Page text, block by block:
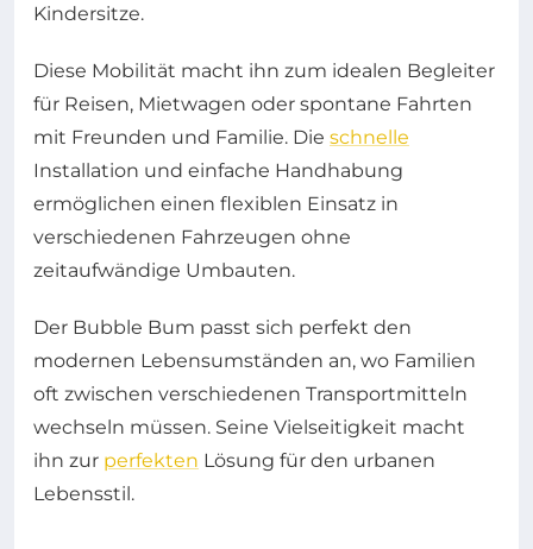
Kindersitze.
Diese Mobilität macht ihn zum idealen Begleiter
für Reisen, Mietwagen oder spontane Fahrten
mit Freunden und Familie. Die schnelle
Installation und einfache Handhabung
ermöglichen einen flexiblen Einsatz in
verschiedenen Fahrzeugen ohne
zeitaufwändige Umbauten.
Der Bubble Bum passt sich perfekt den
modernen Lebensumständen an, wo Familien
oft zwischen verschiedenen Transportmitteln
wechseln müssen. Seine Vielseitigkeit macht
ihn zur perfekten Lösung für den urbanen
Lebensstil.